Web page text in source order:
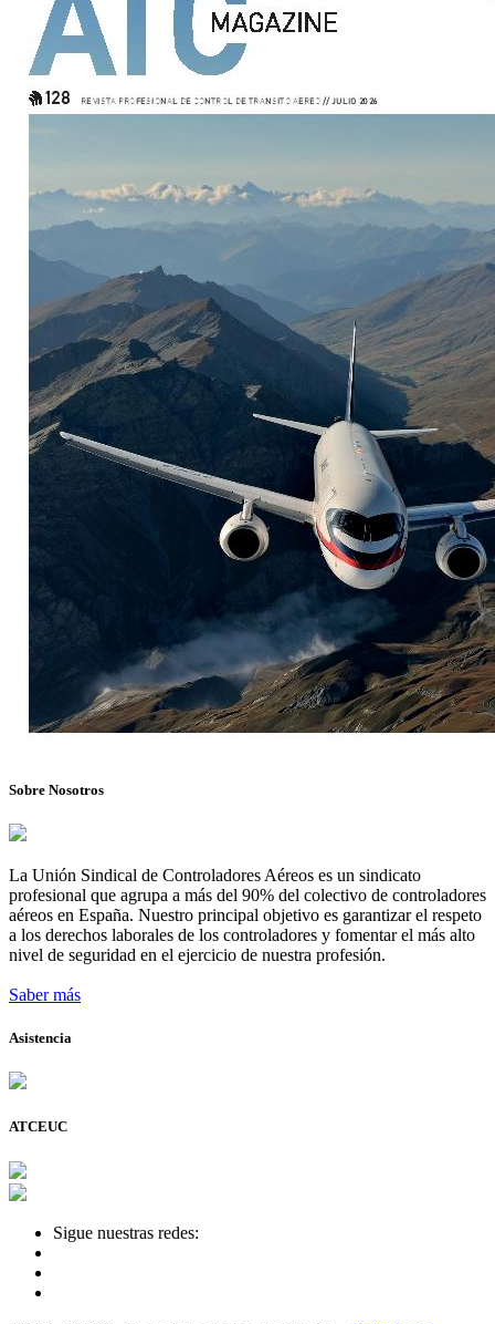
Sobre Nosotros
La Unión Sindical de Controladores Aéreos es un sindicato
profesional que agrupa a más del 90% del colectivo de controladores
aéreos en España. Nuestro principal objetivo es garantizar el respeto
a los derechos laborales de los controladores y fomentar el más alto
nivel de seguridad en el ejercicio de nuestra profesión.
Saber más
Asistencia
ATCEUC
Sigue nuestras redes: